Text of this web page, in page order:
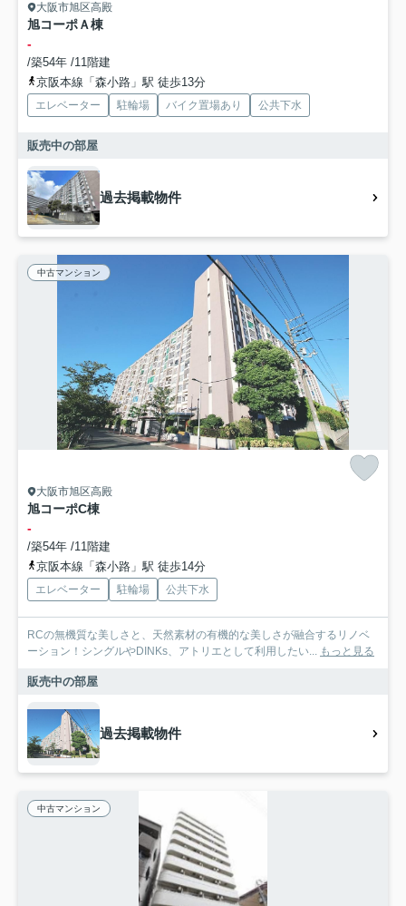
大阪市旭区高殿
旭コーポＡ棟
-
/築54年 /11階建
京阪本線「森小路」駅 徒歩13分
エレベーター 駐輪場 バイク置場あり 公共下水
販売中の部屋
過去掲載物件
中古マンション
大阪市旭区高殿
旭コーポC棟
-
/築54年 /11階建
京阪本線「森小路」駅 徒歩14分
エレベーター 駐輪場 公共下水
RCの無機質な美しさと、天然素材の有機的な美しさが融合するリノベ
ーション！シングルやDINKs、アトリエとして利用したい... もっと見る
販売中の部屋
過去掲載物件
中古マンション